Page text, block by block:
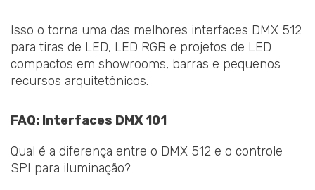
Isso o torna uma das melhores interfaces DMX 512
para tiras de LED, LED RGB e projetos de LED
compactos em showrooms, barras e pequenos
recursos arquitetônicos.
FAQ: Interfaces DMX 101
Qual é a diferença entre o DMX 512 e o controle
SPI para iluminação?